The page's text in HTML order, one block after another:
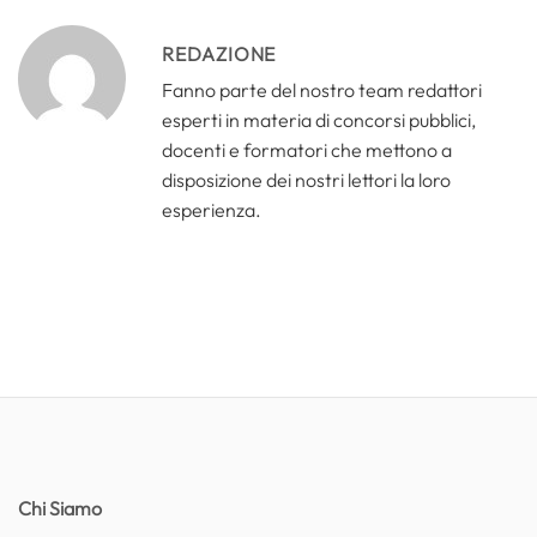
REDAZIONE
Fanno parte del nostro team redattori
esperti in materia di concorsi pubblici,
docenti e formatori che mettono a
disposizione dei nostri lettori la loro
esperienza.
Chi Siamo